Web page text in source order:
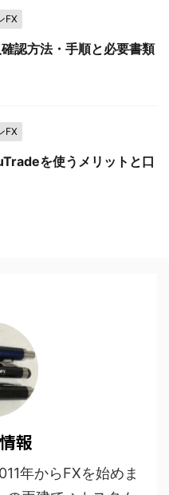
FX
認方法・手順と必要書類
FX
を使うメリットと口
報
年からFXを始めま